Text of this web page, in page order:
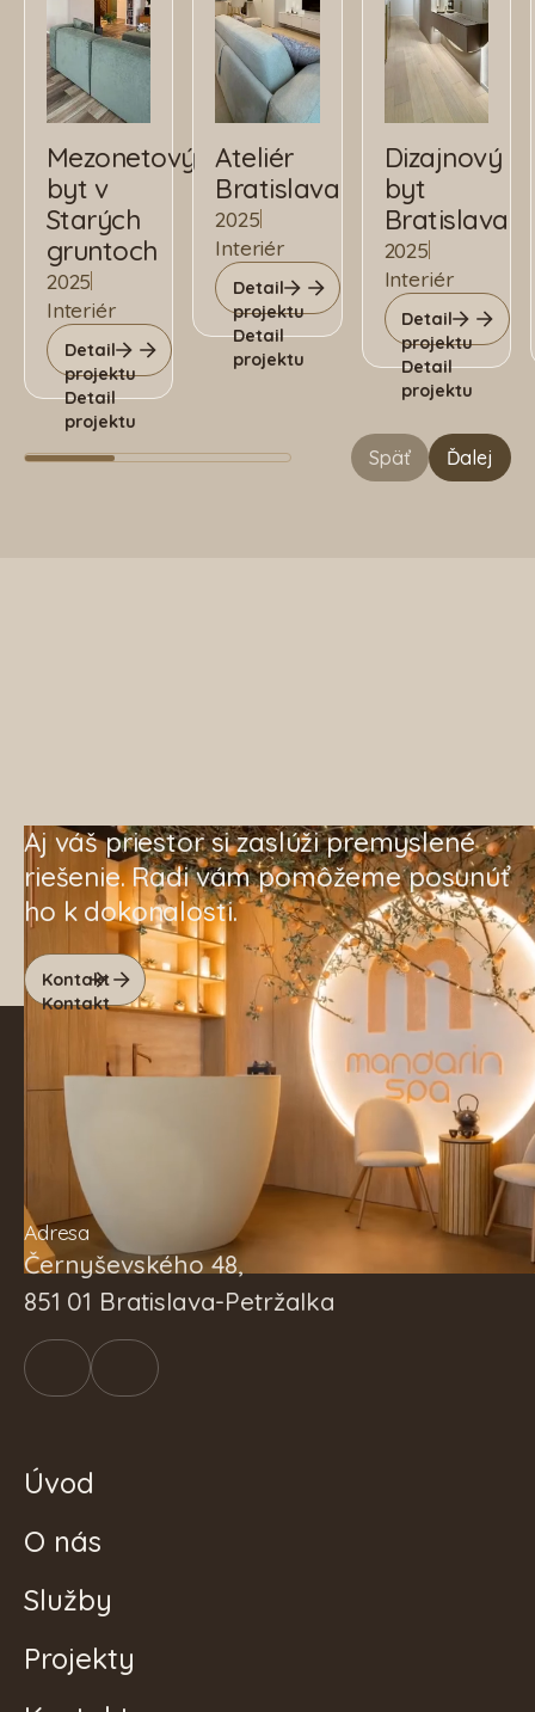
Mezonetový
byt v
Starých
gruntoch
2025
Interiér
Detail
projektu
Detail
projektu
Ateliér
Bratislava
2025
Interiér
Detail
projektu
Detail
projektu
Dizajnový
byt
Bratislava
2025
Interiér
Detail
projektu
Detail
projektu
Späť Ďalej
Aj váš priestor si zaslúži premyslené
riešenie. Radi vám pomôžeme posunúť
ho k dokonalosti.
Kontakt
Kontakt
Adresa
Černyševského 48,
851 01 Bratislava-Petržalka
Úvod
O nás
Služby
Projekty